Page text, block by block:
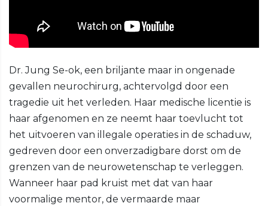
Dr. Jung Se-ok, een briljante maar in ongenade
gevallen neurochirurg, achtervolgd door een
tragedie uit het verleden. Haar medische licentie is
haar afgenomen en ze neemt haar toevlucht tot
het uitvoeren van illegale operaties in de schaduw,
gedreven door een onverzadigbare dorst om de
grenzen van de neurowetenschap te verleggen.
Wanneer haar pad kruist met dat van haar
voormalige mentor, de vermaarde maar